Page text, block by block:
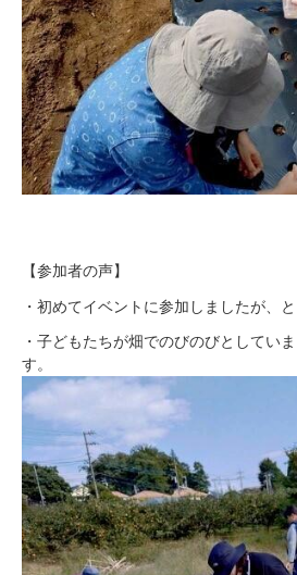
【参加者の声】
・初めてイベントに参加しましたが、
・子どもたちが畑でのびのびとしてい
す。